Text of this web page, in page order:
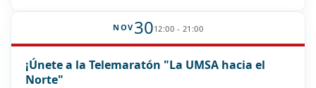
NOV 3012:00 - 21:00
¡Únete a la Telemaratón "La UMSA hacia el
Norte"